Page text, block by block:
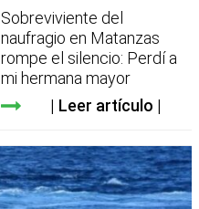
Sobreviviente del
naufragio en Matanzas
rompe el silencio: Perdí a
mi hermana mayor
Leer artículo